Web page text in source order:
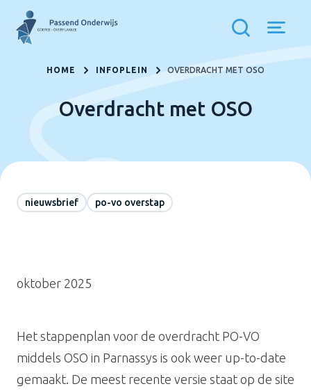
HOME INFOPLEIN OVERDRACHT MET OSO
Overdracht met OSO
nieuwsbrief po-vo overstap
oktober 2025
Het stappenplan voor de overdracht PO-VO
middels OSO in Parnassys is ook weer up-to-date
gemaakt. De meest recente versie staat op de site